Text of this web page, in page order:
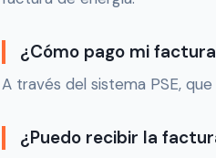
¿Cómo pago mi
A través del sistema PSE,
¿Puedo recibir la